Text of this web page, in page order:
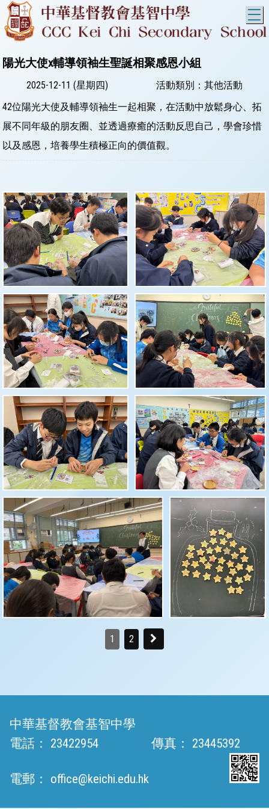
陽光大使x輔導領袖生聖誕相聚感恩小組
2025-12-11 (星期四)
活動類別：其他活動
42位陽光大使及輔導領袖生一起相聚，在活動中放鬆身心、拓
展不同年級的朋友圈、並透過療癒的活動反思自己，學會珍惜
以及感恩，培養學生積極正向的價值觀。
1 2
中華基督教會基智中學
電話：
23422954 傳真： 23445392
電郵： office@keichi.edu.hk